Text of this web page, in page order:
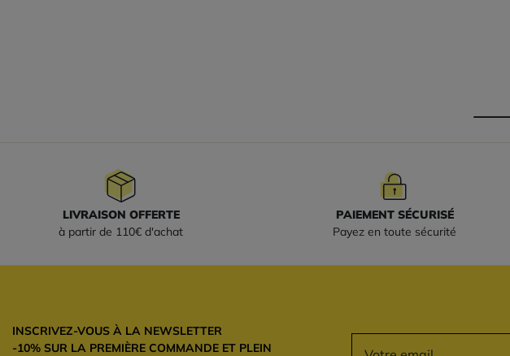
LIVRAISON OFFERTE
à partir de 110€ d'achat
PAIEMENT SÉCURISÉ
Payez en toute sécurité
INSCRIVEZ-VOUS À LA NEWSLETTER
-10% SUR LA PREMIÈRE COMMANDE ET PLEIN